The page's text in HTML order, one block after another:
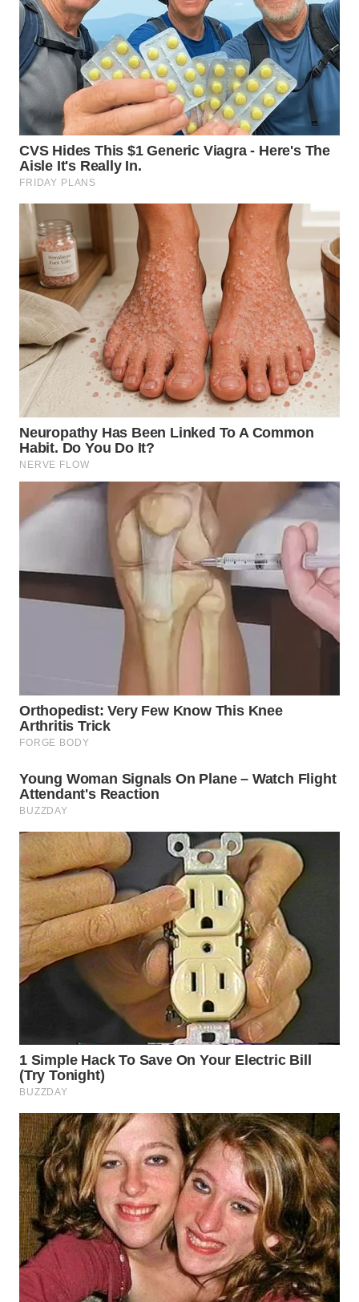
SIMALUNGUN
WN
LABUHANBATU
WN
TAPANULI
TENGAH
WN DELI
SERDANG
WN
TEBING
TINGGI
WN
PAKPAK
KARAWANG
WN
BEKASI
WN
BOGOR
DEPOK
WN
SAMOSIR
LAWAS
WN
SUMEDANG
WN
CIANJUR
WN
KEPULAUAN
TANGERANG
WN
BINJAI
WN
CIREBON
WN
INDRAMAYU
WN
KUNINGAN